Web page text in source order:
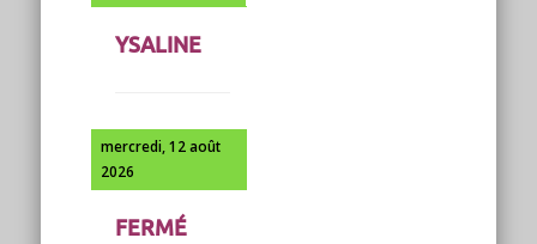
YSALINE
mercredi, 12 août
2026
FERMÉ